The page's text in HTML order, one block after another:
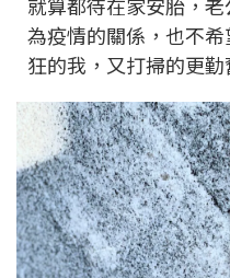
為疫情的關係，也不
狂的我，又打掃的更勤